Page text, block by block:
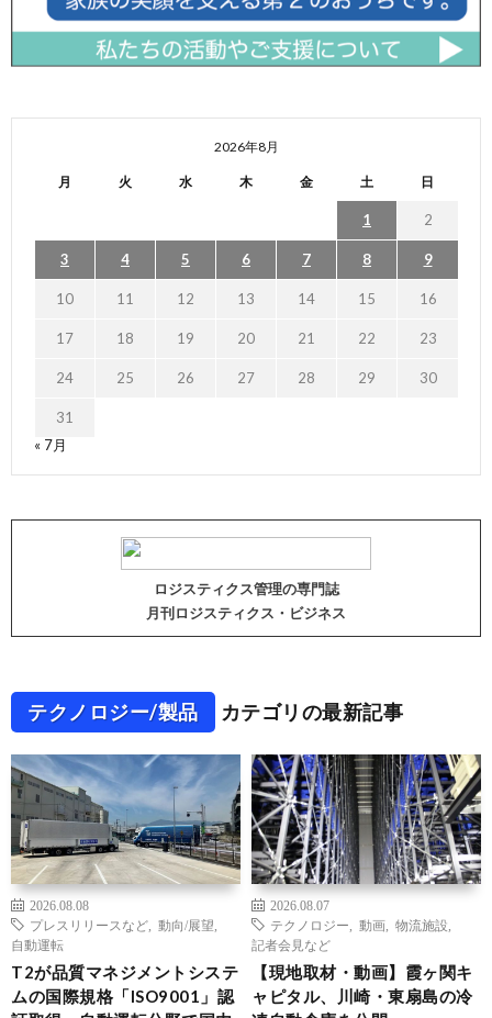
2026年8月
月 火 水 木 金 土 日
1 2
3 4 5 6 7 8 9
10 11 12 13 14 15 16
17 18 19 20 21 22 23
24 25 26 27 28 29 30
31
« 7月
ロジスティクス管理の専門誌
月刊ロジスティクス・ビジネス
テクノロジー/製品 カテゴリの最新記事
2026.08.08
プレスリリースなど
動向/展望
自動運転
T2が品質マネジメントシステ
ムの国際規格「ISO9001」認
2026.08.07
テクノロジー
動画 物流施設
記者会見など
【現地取材・動画】霞ヶ関キ
ャピタル、川崎・東扇島の冷